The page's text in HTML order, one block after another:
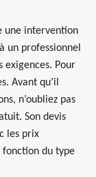
une intervention
un professionnel
Pour
Avant qu’il
n’oubliez pas
Son devis
les prix
fonction du type